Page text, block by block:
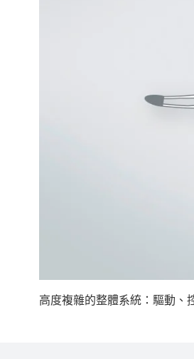
高度複雜的整體系統：驅動、